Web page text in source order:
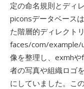
定の命名規則とディ
piconsデータベース
た階層的ディレクト
faces/com/example/
像を整理し、exmh
者の写真や組織ロゴ
にしていました。こ